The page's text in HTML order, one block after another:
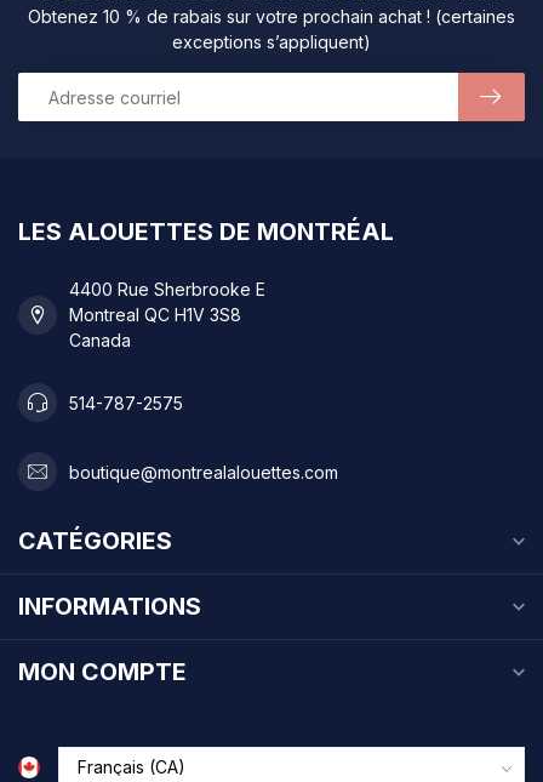
Obtenez 10 % de rabais sur votre prochain achat ! (certaines
exceptions s’appliquent)
LES ALOUETTES DE MONTRÉAL
4400 Rue Sherbrooke E
Montreal QC H1V 3S8
Canada
514-787-2575
boutique@montrealalouettes.com
CATÉGORIES
INFORMATIONS
MON COMPTE